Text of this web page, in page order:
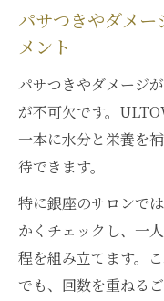
パサつきやダメ
メント
パサつきやダメージ
が不可欠です。
一本に水分と栄養を
待できます。
特に銀座のサロンで
かくチェックし、一
程を組み立てます。
でも、回数を重ねる